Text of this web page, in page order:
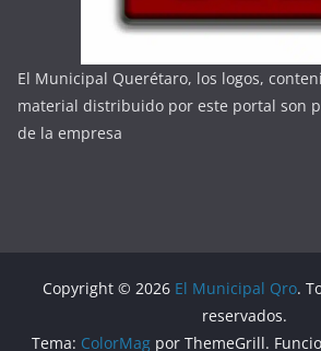
El Municipal Querétaro, los logos,
material distribuido por este portal son
de la empresa
Copyright © 2026 El Municipal Qro.
reservados.
Tema: ColorMagpor ThemeGrill.